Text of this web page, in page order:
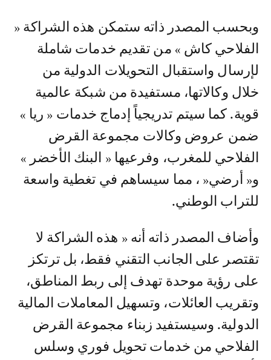
وبحسب المصدر ذاته ستمكن هذه الشراكة «
الفلاحي كاش » من تقديم خدمات شاملة
لإرسال واستقبال التحويلات الدولية من
خلال وكالاتها، مستفيدة من شبكة عالمية
قوية. كما سيتم تدريجياً إدماج خدمات « ريا »
ضمن عروض وكالات مجموعة القرض
الفلاحي للمغرب، وفرعيها « البنك الأخضر »
و« أرضي« ، مما سيساهم في تغطية واسعة
للتراب الوطني.
وأضاف المصدر ذاته أنه « هذه الشراكة لا
تقتصر على الجانب التقني فقط، بل ترتكز
على رؤية موحدة تهدف إلى ربط المناطق،
وتقريب العائلات، وتسهيل المعاملات المالية
الدولية. وسيستفيد زبناء مجموعة القرض
الفلاحي من خدمات تحويل فوري وسلس